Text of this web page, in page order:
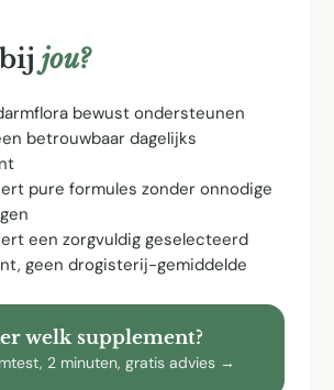
jou?
bewust ondersteunen
betrouwbaar dagelijks
pure formules zonder onnodige
een zorgvuldig geselecteerd
geen drogisterij-gemiddelde
welk supplement?
2 minuten, gratis advies →